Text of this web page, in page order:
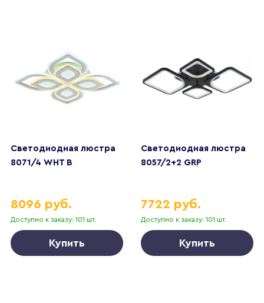
Светодиодная люстра
8071/4 WHT B
Доступно к заказу: 101 шт.
8096 руб.
Купить
Светодиодная люстра
8057/2+2 GRP
Доступно к заказу: 101 шт.
7722 руб.
Купить